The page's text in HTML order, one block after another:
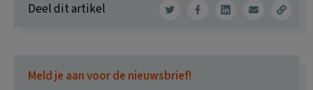
Deel dit artikel
Meld je aan voor de nieuwsbrief!